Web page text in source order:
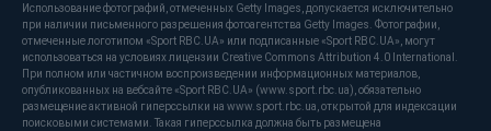
Использование фотографий, отмеченных Getty Images, допускается исключительно
при наличии письменного разрешения фотоагентства Getty Images. Фотографии,
отмеченные логотипом «Sport RBC.UA» или подписанные «Sport RBC.UA», могут
использоваться на условиях лицензии Creative Commons Attribution 4.0 International.
При полном или частичном воспроизведении информационных материалов,
опубликованных на вебсайте «Sport RBC.UA» (www.sport.rbc.ua), обязательно
размещение активной гиперссылки на www.sport.rbc.ua, открытой для индексации
поисковыми системами. Такая гиперссылка должна быть размещена